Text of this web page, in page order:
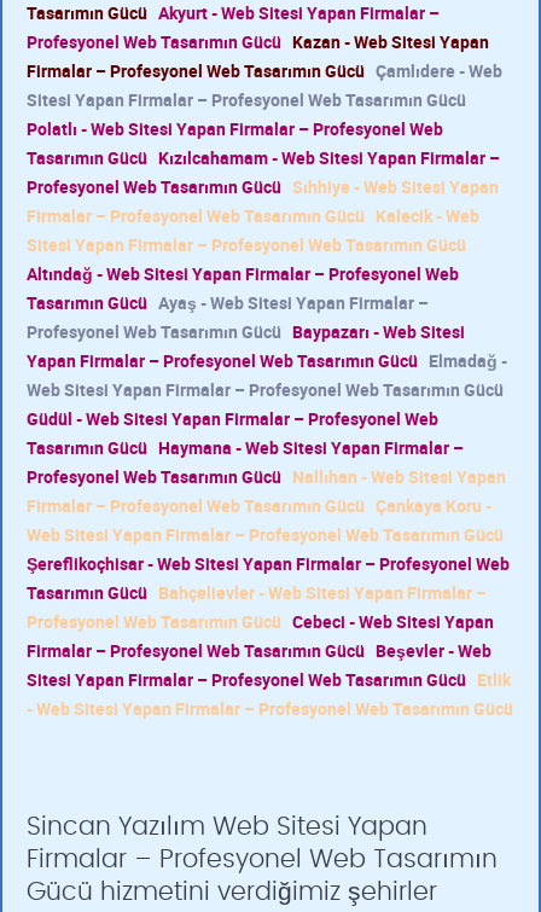
Tasarımın Gücü Akyurt - Web Sitesi Yapan Firmalar –
Profesyonel Web Tasarımın Gücü Kazan - Web Sitesi Yapan
Firmalar – Profesyonel Web Tasarımın Gücü Çamlıdere - Web
Sitesi Yapan Firmalar – Profesyonel Web Tasarımın Gücü
Polatlı - Web Sitesi Yapan Firmalar – Profesyonel Web
Tasarımın Gücü Kızılcahamam - Web Sitesi Yapan Firmalar –
Profesyonel Web Tasarımın Gücü Sıhhiye - Web Sitesi Yapan
Firmalar – Profesyonel Web Tasarımın Gücü Kalecik - Web
Sitesi Yapan Firmalar – Profesyonel Web Tasarımın Gücü
Altındağ - Web Sitesi Yapan Firmalar – Profesyonel Web
Tasarımın Gücü Ayaş - Web Sitesi Yapan Firmalar –
Profesyonel Web Tasarımın Gücü Baypazarı - Web Sitesi
Yapan Firmalar – Profesyonel Web Tasarımın Gücü Elmadağ -
Web Sitesi Yapan Firmalar – Profesyonel Web Tasarımın Gücü
Güdül - Web Sitesi Yapan Firmalar – Profesyonel Web
Tasarımın Gücü Haymana - Web Sitesi Yapan Firmalar –
Profesyonel Web Tasarımın Gücü Nallıhan - Web Sitesi Yapan
Firmalar – Profesyonel Web Tasarımın Gücü Çankaya Koru -
Web Sitesi Yapan Firmalar – Profesyonel Web Tasarımın Gücü
Şereflikoçhisar - Web Sitesi Yapan Firmalar – Profesyonel Web
Tasarımın Gücü Bahçelievler - Web Sitesi Yapan Firmalar –
Profesyonel Web Tasarımın Gücü Cebeci - Web Sitesi Yapan
Firmalar – Profesyonel Web Tasarımın Gücü Beşevler - Web
Sitesi Yapan Firmalar – Profesyonel Web Tasarımın Gücü Etlik
- Web Sitesi Yapan Firmalar – Profesyonel Web Tasarımın Gücü
Sincan Yazılım Web Sitesi Yapan
Firmalar – Profesyonel Web Tasarımın
Gücü hizmetini verdiğimiz şehirler